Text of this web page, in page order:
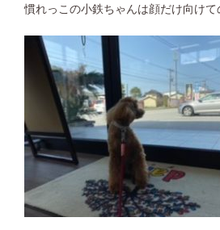
慣れっこの小鉄ちゃんは顔だけ向け